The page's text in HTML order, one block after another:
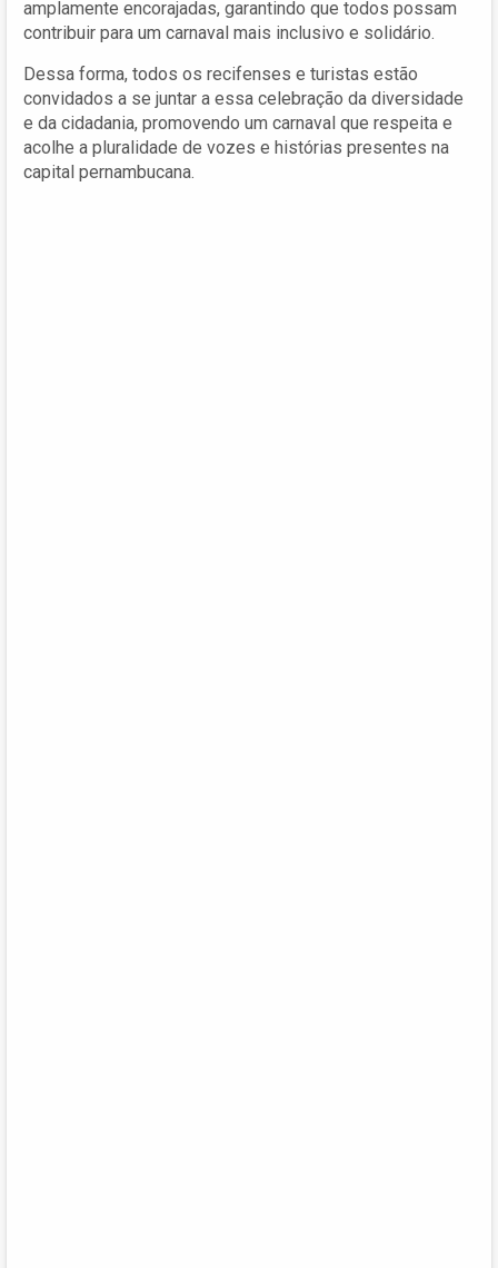
amplamente encorajadas, garantindo que todos possam
contribuir para um carnaval mais inclusivo e solidário.
Dessa forma, todos os recifenses e turistas estão
convidados a se juntar a essa celebração da diversidade
e da cidadania, promovendo um carnaval que respeita e
acolhe a pluralidade de vozes e histórias presentes na
capital pernambucana.